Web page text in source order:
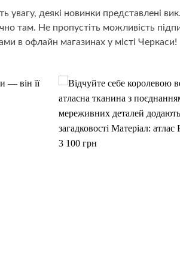
увагу, деякі новинки представлені
там. Не пропустіть можливість
в офлайн магазинах у місті Черкаси!